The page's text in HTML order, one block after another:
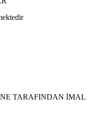
TARAFINDAN İMAL